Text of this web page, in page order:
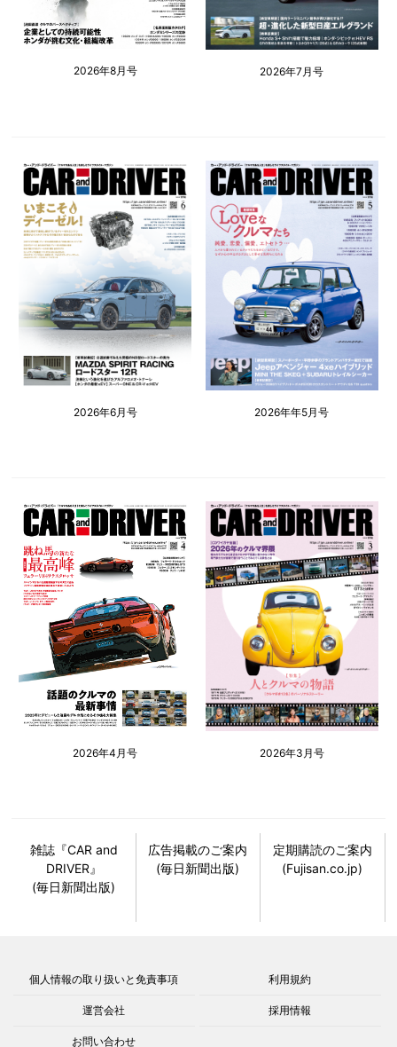
2026年8月号 2026年7月号
2026年6月号 2026年年5月号
2026年4月号 2026年3月号
雑誌『CAR and
DRIVER』
(毎日新聞出版)
広告掲載のご案内
(毎日新聞出版)
定期購読のご案内
(Fujisan.co.jp)
個人情報の取り扱いと免責事項 利用規約
運営会社 採用情報
お問い合わせ